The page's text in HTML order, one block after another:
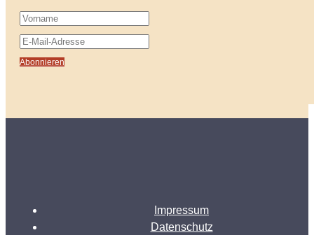
Abonnieren
Impressum
Datenschutz